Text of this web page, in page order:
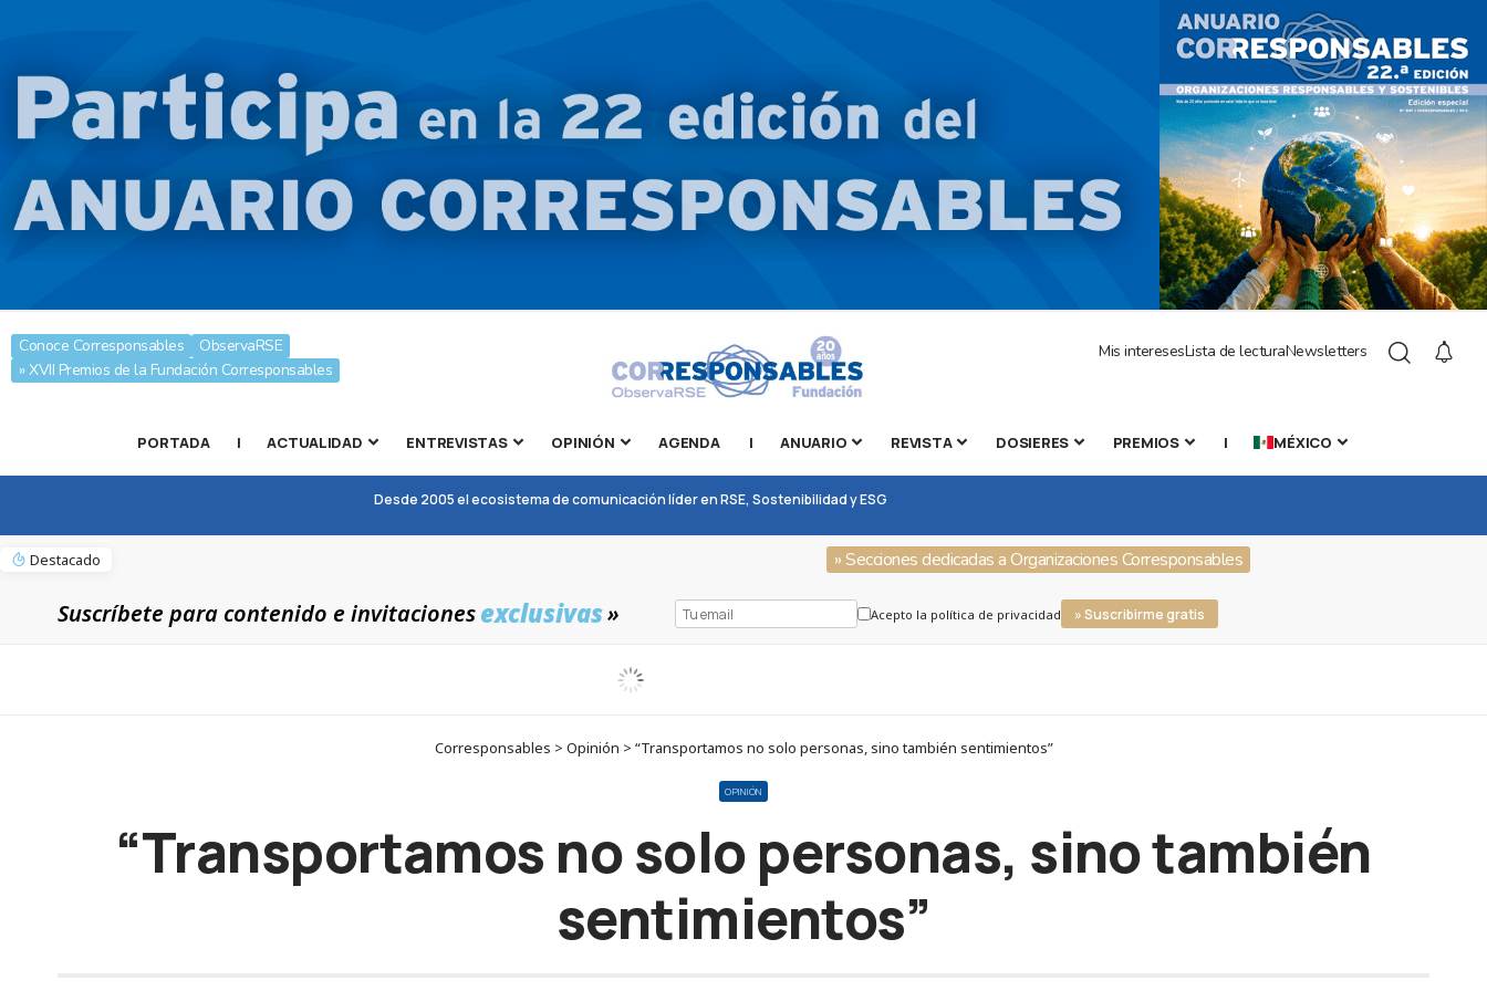
Conoce Corresponsables
ObservaRSE
» XVII Premios de la Fundación Corresponsables
Mis interesesLista de lecturaNewsletters
PORTADA | ACTUALIDAD ENTREVISTAS OPINIÓN AGENDA | ANUARIO REVISTA DOSIERES PREMIOS | MÉXICO
Desde 2005 el ecosistema de comunicación líder en RSE, Sostenibilidad y ESG
Destacado » Secciones dedicadas a Organizaciones Corresponsables
Suscríbete para contenido e invitacionesexclusivas» Acepto la política de privacidad » Suscribirme gratis
Corresponsables > Opinión > “Transportamos no solo personas, sino también sentimientos”
OPINIÓN
“Transportamos no solo personas, sino también
sentimientos”